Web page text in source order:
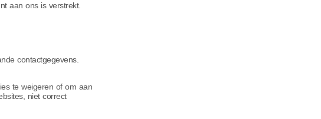
aan ons is verstrekt.
contactgegevens.
te weigeren of om aan
niet correct